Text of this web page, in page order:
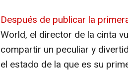
Después de publicar la
World, el director de la cinta
compartir un peculiar y
el estado de la que es su